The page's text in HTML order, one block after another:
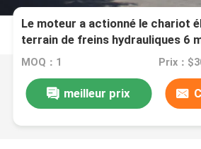
Le moteur a actionné le chariot
terrain de freins hydrauliques 6
maximum d'ascenseur
MOQ：1 Prix：
meilleur prix